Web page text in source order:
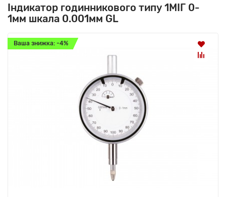
Індикатор годинникового типу 1МІГ 0-
1мм шкала 0.001мм GL
Ваша знижка: -4%